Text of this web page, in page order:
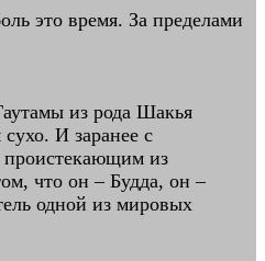
это время. За пределами
из рода Шакья
И заранее с
из
что он – Будда, он –
одной из мировых